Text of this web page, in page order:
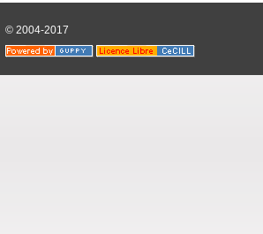
© 2004-2017